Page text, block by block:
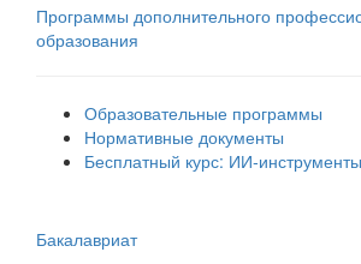
Программы дополнительного
образования
Образовательные программы
Нормативные документы
Бесплатный курс:
Бакалавриат